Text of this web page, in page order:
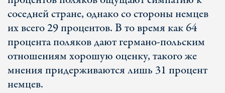
соседней стране, однако со стороны немцев
их всего 29 процентов. В то время как 64
процента поляков дают германо-польским
отношениям хорошую оценку, такого же
мнения придерживаются лишь 31 процент
немцев.